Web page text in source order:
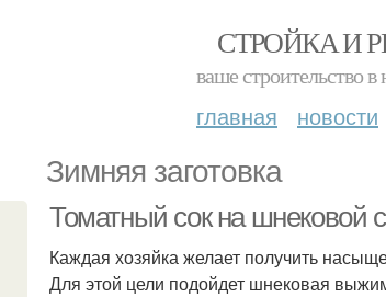
СТРОЙКА И
ваше строительство
главная новости
Зимняя заготовка
Томатный сок на
Каждая хозяйка желает получить
Для этой цели подойдет шнековая